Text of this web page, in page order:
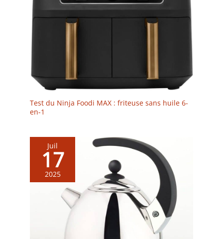
Test du Ninja Foodi MAX : friteuse sans huile 6-
en-1
Juil
17
2025